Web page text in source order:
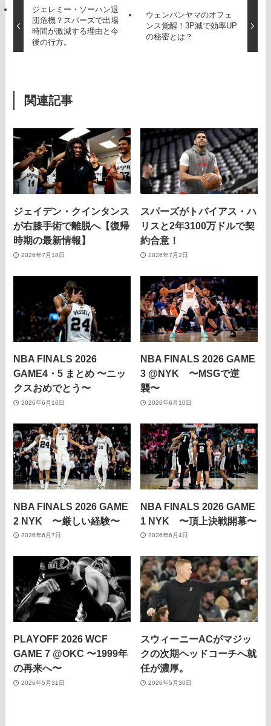
ジェレミー・ソーハン退
団危機？スパーズで出場
時間が激減する理由と今
後の行方。
ウェンバンヤマのオフェ
ンス覚醒！3P減で効率UP
の秘密とは？
関連記事
ジェイデン・クインタンス
が右膝手術で離脱へ【復帰
時期の最新情報】
2026年7月18日
スパーズがトバイアス・ハ
リスと2年3100万ドルで契
約合意！
2026年7月2日
NBA FINALS 2026
GAME4・5 まとめ 〜ニッ
クスおめでとう〜
2026年6月16日
NBA FINALS 2026 GAME
3 @NYK 〜MSGで逆
襲〜
2026年6月10日
NBA FINALS 2026 GAME
2 NYK 〜厳しい経験〜
2026年6月7日
NBA FINALS 2026 GAME
1 NYK 〜頂上決戦開幕〜
2026年6月4日
PLAYOFF 2026 WCF
GAME 7 @OKC 〜1999年
の再来へ〜
2026年5月31日
スウィーニーACがマジッ
クの次期ヘッドコーチへ就
任が濃厚。
2026年5月30日